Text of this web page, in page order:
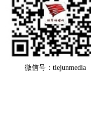
微信号：tiejunmedia